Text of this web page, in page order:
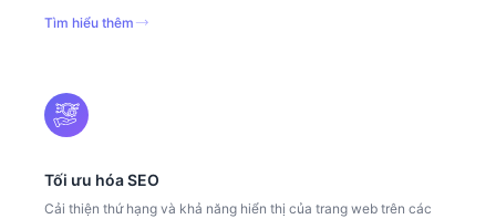
Tìm hiểu thêm
Tối ưu hóa SEO
Cải thiện thứ hạng và khả năng hiển thị của trang web trên các